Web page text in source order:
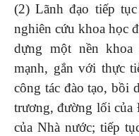
(2) Lãnh đạo tiếp
nghiên cứu khoa học
dựng một nền
mạnh, gắn với thực
công tác đào tạo, bồi
trương, đường lối của
của Nhà nước; tiếp